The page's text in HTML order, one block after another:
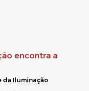
encontra a
da Iluminação